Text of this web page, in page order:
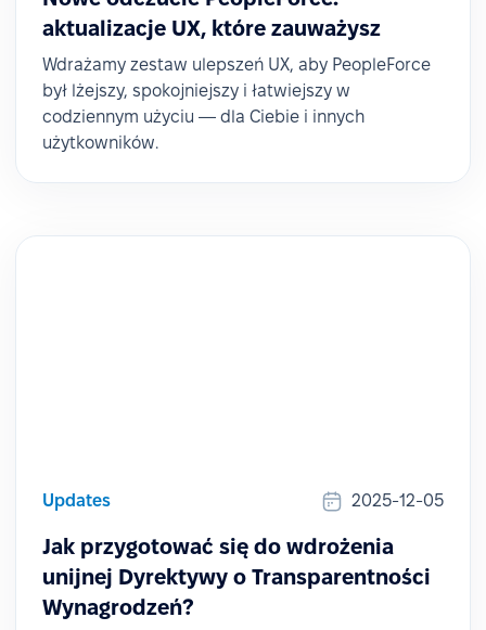
aktualizacje UX, które zauważysz
Wdrażamy zestaw ulepszeń UX, aby PeopleForce
był lżejszy, spokojniejszy i łatwiejszy w
codziennym użyciu — dla Ciebie i innych
użytkowników.
Updates 2025-12-05
Jak przygotować się do wdrożenia
unijnej Dyrektywy o Transparentności
Wynagrodzeń?